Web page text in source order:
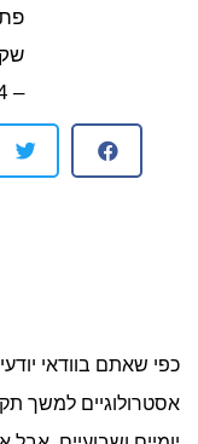
– 24 שעות ביממה.
כפי שאתם בוודאי
אסטרולוגיים למשך